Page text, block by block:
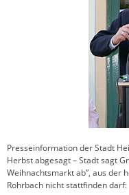
Presseinformation der Stadt
Herbst abgesagt – Stadt sagt
Weihnachtsmarkt ab”, aus der
Rohrbach nicht stattfinden darf: